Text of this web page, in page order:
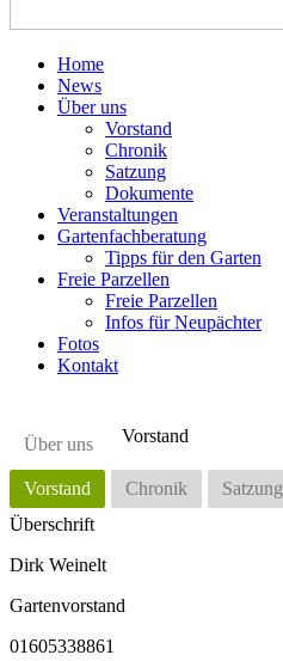
Home
News
Über uns
Vorstand
Chronik
Satzung
Dokumente
Veranstaltungen
Gartenfachberatung
Tipps für den Garten
Freie Parzellen
Freie Parzellen
Infos für Neupächter
Fotos
Kontakt
Über uns
Vorstand Chronik Satzung
Vorstand
Überschrift
Dirk Weinelt
Gartenvorstand
01605338861